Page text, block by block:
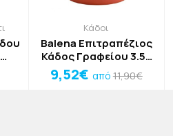
Κάδοι
Balena Επιτραπέζιος
Κάδος Γραφείου 3.5L
Πράσινο
9,52€ από11,90€